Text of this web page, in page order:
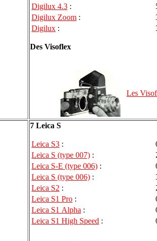
Digilux 4.3 :
Digilux Zoom :
Digilux :
Des Visoflex
Les
7 Leica S
Leica S3 :
Leica S (type 007) :
Leica S-E (type 006) :
Leica S (type 006) :
Leica S2 :
Leica S1 Pro :
Leica S1 Alpha :
Leica S1 High Speed :